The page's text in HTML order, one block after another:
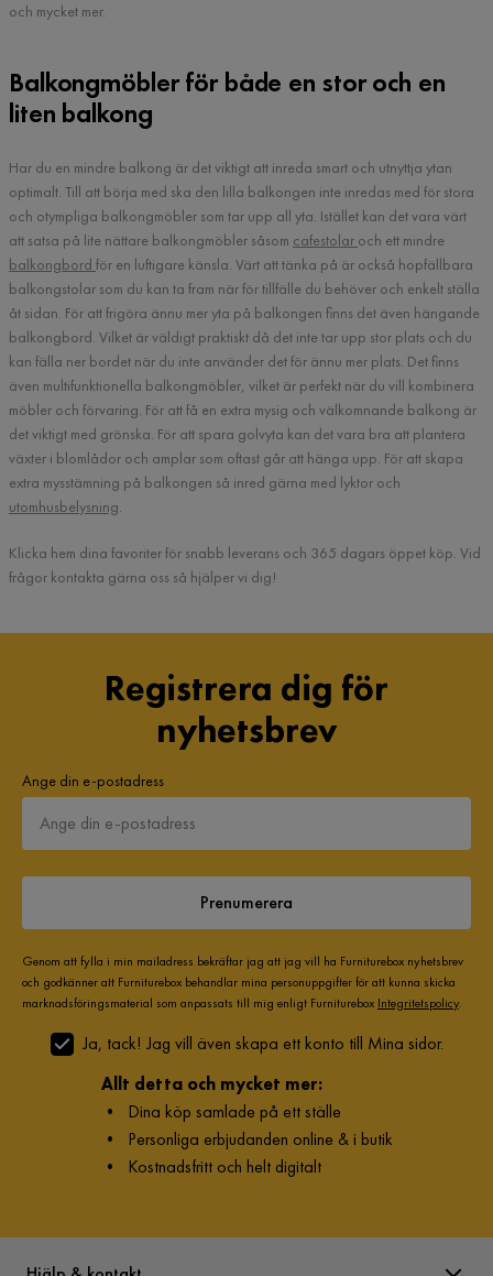
och mycket mer.
Balkongmöbler för både en stor och en
liten balkong
Har du en mindre balkong är det viktigt att inreda smart och utnyttja ytan
optimalt. Till att börja med ska den lilla balkongen inte inredas med för stora
och otympliga balkongmöbler som tar upp all yta. Istället kan det vara värt
att satsa på lite nättare balkongmöbler såsom cafestolar och ett mindre
balkongbord för en luftigare känsla. Värt att tänka på är också hopfällbara
balkongstolar som du kan ta fram när för tillfälle du behöver och enkelt ställa
åt sidan. För att frigöra ännu mer yta på balkongen finns det även hängande
balkongbord. Vilket är väldigt praktiskt då det inte tar upp stor plats och du
kan fälla ner bordet när du inte använder det för ännu mer plats. Det finns
även multifunktionella balkongmöbler, vilket är perfekt när du vill kombinera
möbler och förvaring. För att få en extra mysig och välkomnande balkong är
det viktigt med grönska. För att spara golvyta kan det vara bra att plantera
växter i blomlådor och amplar som oftast går att hänga upp. För att skapa
extra mysstämning på balkongen så inred gärna med lyktor och
utomhusbelysning.
Klicka hem dina favoriter för snabb leverans och 365 dagars öppet köp. Vid
frågor kontakta gärna oss så hjälper vi dig!
Registrera dig för
nyhetsbrev
Ange din e-postadress
Prenumerera
Genom att fylla i min mailadress bekräftar jag att jag vill ha Furniturebox nyhetsbrev
och godkänner att Furniturebox behandlar mina personuppgifter för att kunna skicka
marknadsföringsmaterial som anpassats till mig enligt Furniturebox Integritetspolicy.
Ja, tack! Jag vill även skapa ett konto till Mina sidor.
Allt detta och mycket mer:
• Dina köp samlade på ett ställe
• Personliga erbjudanden online & i butik
• Kostnadsfritt och helt digitalt